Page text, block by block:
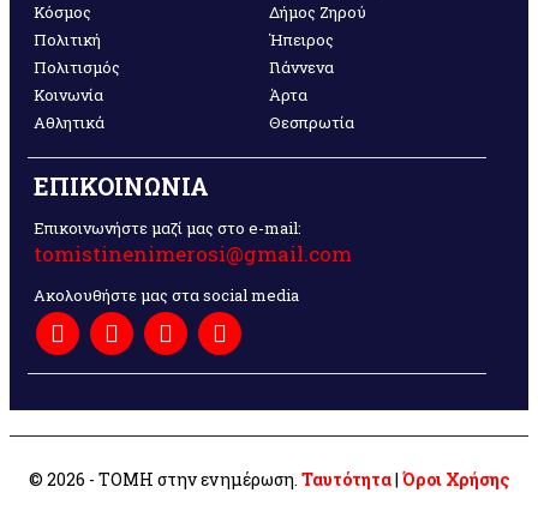
Κόσμος
Πολιτική
Πολιτισμός
Κοινωνία
Αθλητικά
Δήμος Ζηρού
Ήπειρος
Γιάννενα
Άρτα
Θεσπρωτία
ΕΠΙΚΟΙΝΩΝΙΑ
Επικοινωνήστε μαζί μας στο e-mail:
tomistinenimerosi@gmail.com
Ακολουθήστε μας στα social media
© 2026 - ΤΟΜΗ στην ενημέρωση. Ταυτότητα| Όροι Χρήσης